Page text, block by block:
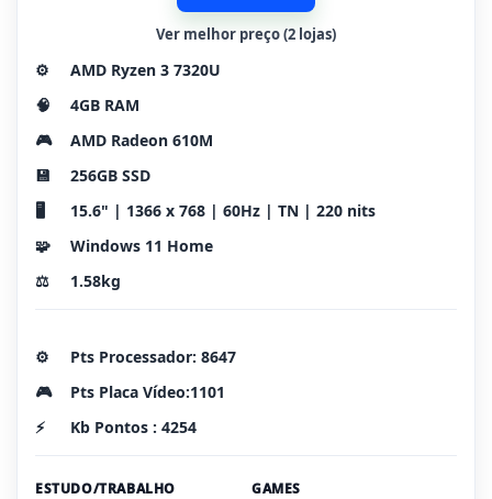
Ver melhor preço (2 lojas)
⚙️
AMD Ryzen 3 7320U
🧠
4GB RAM
🎮
AMD Radeon 610M
💾
256GB SSD
🖥️
15.6" | 1366 x 768 | 60Hz | TN | 220 nits
🧩
Windows 11 Home
⚖️
1.58kg
⚙️
Pts Processador: 8647
🎮
Pts Placa Vídeo:1101
⚡
Kb Pontos : 4254
ESTUDO/TRABALHO GAMES